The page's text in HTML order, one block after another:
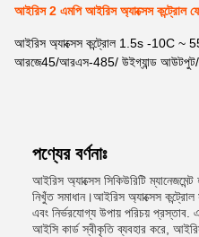
আইরিস 2 এমপি আইরিস অ্যাক্সেস কন্ট্রোল
আইরিস অ্যাক্সেস কন্ট্রোল 1.5s -10C ~
আরজে45/আরএস-485/ উইগ্যান্ড
পণ্যের বর্ণনাঃ
আইরিস অ্যাক্সেস সিকিউরিটি
নিখুঁত সমাধান।আইরিস অ্যাক্সেস কন্ট্রোল
এবং নির্ভরযোগ্য উপায় পরিচয়
আইসি কার্ড স্বীকৃতি ব্যবহার করে,